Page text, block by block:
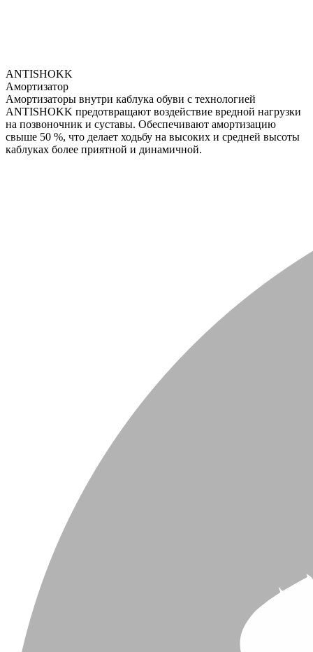
ANTISHOKK
Амортизатор
Амортизаторы внутри каблука обуви с технологией
ANTISHOKK предотвращают воздействие вредной нагрузки
на позвоночник и суставы. Обеспечивают амортизацию
свыше 50 %, что делает ходьбу на высоких и средней высоты
каблуках более приятной и динамичной.